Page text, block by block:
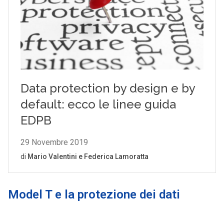
Model T e la protezione dei dati